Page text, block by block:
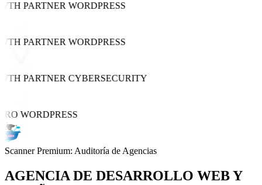
PARTNERWORDPRESS
PARTNERWORDPRESS
PARTNERCYBERSECURITY
WORDPRESS
Scanner Premium: Auditoría de Agencias
AGENCIA DE DESARROLLO WEB Y